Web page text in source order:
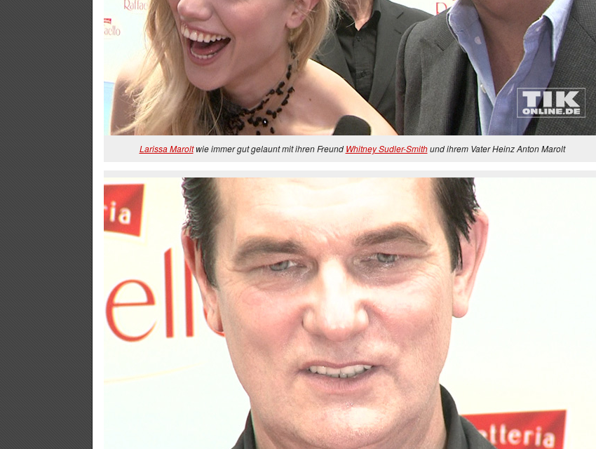
Larissa Maroltwie immer gut gelaunt mit ihren Freund Whitney Sudler-Smithund ihrem Vater Heinz Anton Marolt